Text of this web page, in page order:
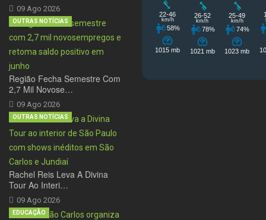
09 Ago 2026
Região Fecha Semestre Com
2,7 Mil Novose…
09 Ago 2026
OUTRAS NOTÍCIAS
Rachel Reis Leva A Divina
Tour Ao Interi…
09 Ago 2026
OUTRAS NOTÍCIAS
EDUCAÇÃO